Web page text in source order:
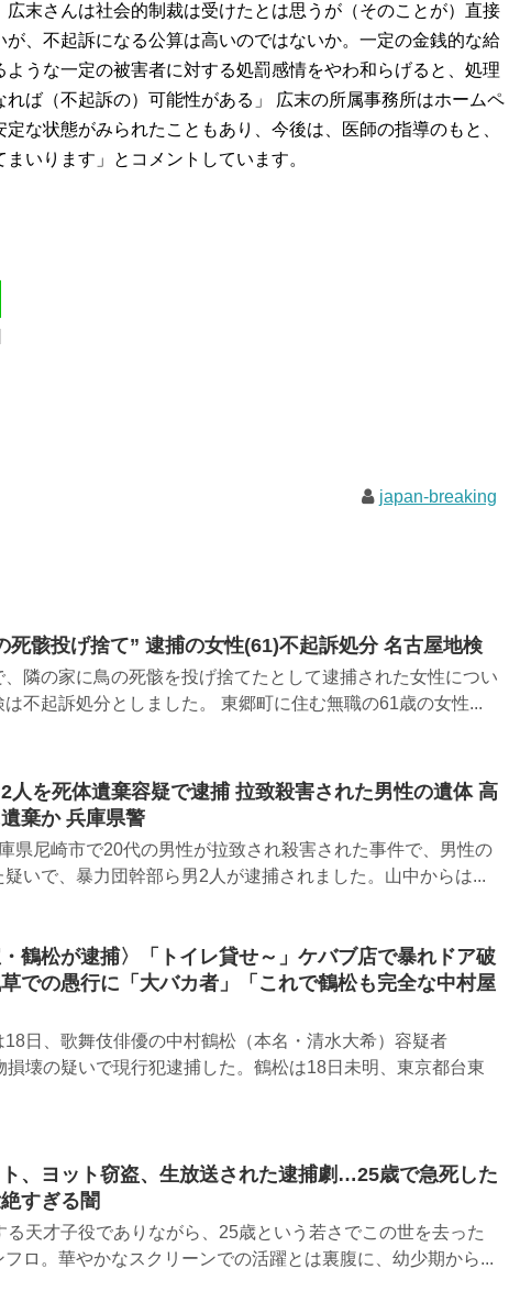
末さんは社会的制裁は受けたとは思うが（そのことが）直接
、不起訴になる公算は高いのではないか。一定の金銭的な給
うな一定の被害者に対する処罰感情をやわ和らげると、処理
ば（不起訴の）可能性がある」 広末の所属事務所はホームペ
な状態がみられたこともあり、今後は、医師の指導のもと、
いります」とコメントしています。
japan-breaking
死骸投げ捨て” 逮捕の女性(61)不起訴処分 名古屋地検
隣の家に鳥の死骸を投げ捨てたとして逮捕された女性につい
は不起訴処分としました。 東郷町に住む無職の61歳の女性...
人を死体遺棄容疑で逮捕 拉致殺害された男性の遺体 高
棄か 兵庫県警
県尼崎市で20代の男性が拉致され殺害された事件で、男性の
いで、暴力団幹部ら男2人が逮捕されました。山中からは...
・鶴松が逮捕〉「トイレ貸せ～」ケバブ店で暴れドア破
での愚行に「大バカ者」「これで鶴松も完全な中村屋
日、歌舞伎俳優の中村鶴松（本名・清水大希）容疑者
損壊の疑いで現行犯逮捕した。鶴松は18日未明、東京都台東
、ヨット窃盗、生放送された逮捕劇…25歳で急死した
すぎる闇
る天才子役でありながら、25歳という若さでこの世を去った
フロ。華やかなスクリーンでの活躍とは裏腹に、幼少期から...